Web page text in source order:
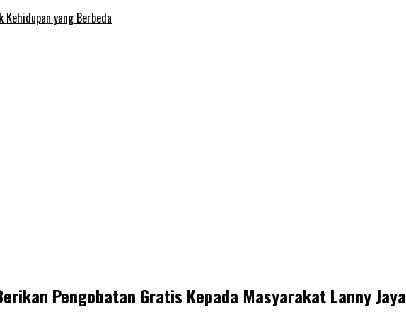
yang Berbeda
Pengobatan Gratis Kepada Masyarakat Lanny Jaya